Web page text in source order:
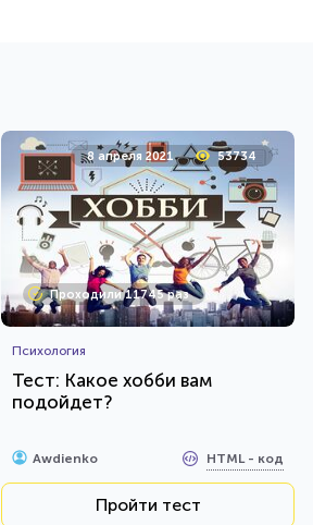
8 апреля 2021 53734
Проходили 11745 раз
Психология
Тест: Какое хобби вам
подойдет?
Awdienko HTML - код
Пройти тест